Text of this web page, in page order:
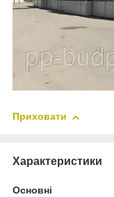
Приховати
Характеристики
Основні